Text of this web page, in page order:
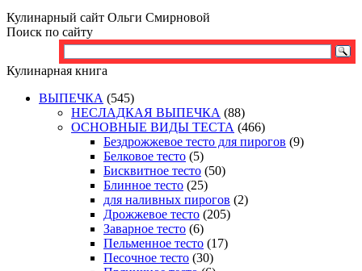
Кулинарный сайт Ольги Смирновой
Поиск по сайту
Кулинарная книга
ВЫПЕЧКА (545)
НЕСЛАДКАЯ ВЫПЕЧКА (88)
ОСНОВНЫЕ ВИДЫ ТЕСТА (466)
Бездрожжевое тесто для пирогов (9)
Белковое тесто (5)
Бисквитное тесто (50)
Блинное тесто (25)
для наливных пирогов (2)
Дрожжевое тесто (205)
Заварное тесто (6)
Пельменное тесто (17)
Песочное тесто (30)